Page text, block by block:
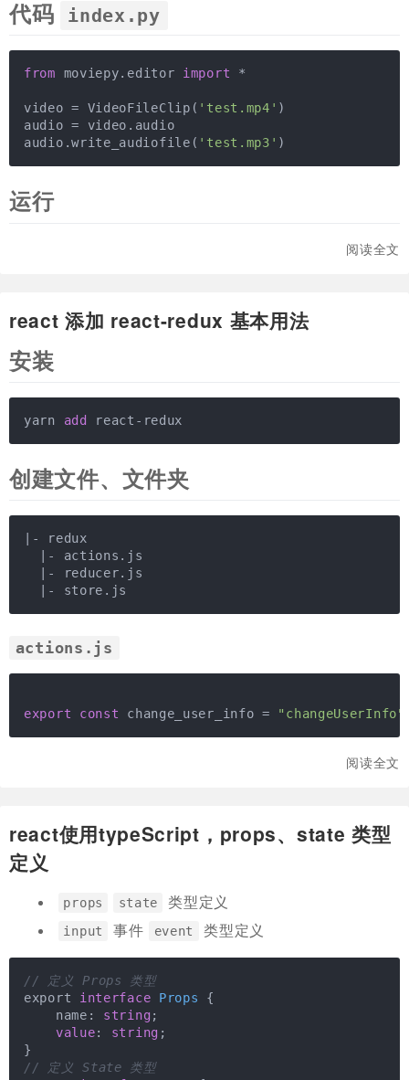
代码 index.py
from moviepy.editor import *
video = VideoFileClip( 'test.mp4' )
audio = video.audio
audio.write_audiofile( 'test.mp3' )
运行
阅读全文
react 添加 react-redux 基本用法
安装
yarn add react-redux
创建文件、文件夹
|- redux
- actions.js
|- reducer.js
- store.js
actions.js
export const change_user_info = "changeUserInfo"
阅读全文
react使用typeScript，props、state 类型
定义
props state 类型定义
input 事件 event 类型定义
// 定义 Props 类型
export interface Props {
    name:
string ;
value: string ;
// 定义 State 类型